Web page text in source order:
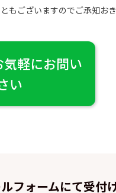
ございますのでご承知おき
軽にお問い
い
フォームにて受付